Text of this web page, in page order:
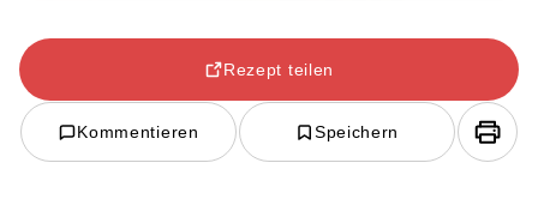
Rezept teilen
Kommentieren Speichern